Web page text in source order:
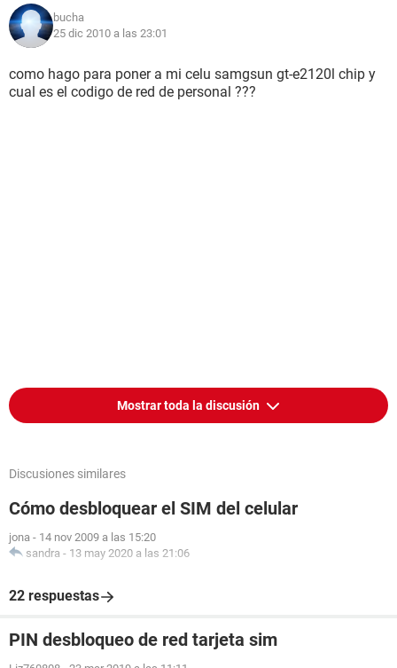
bucha
25 dic 2010 a las 23:01
como hago para poner a mi celu samgsun gt-e2120l chip y
cual es el codigo de red de personal ???
Mostrar toda la discusión
Discusiones similares
Cómo desbloquear el SIM del celular
jona - 14 nov 2009 a las 15:20
sandra - 13 may 2020 a las 21:06
22 respuestas
PIN desbloqueo de red tarjeta sim